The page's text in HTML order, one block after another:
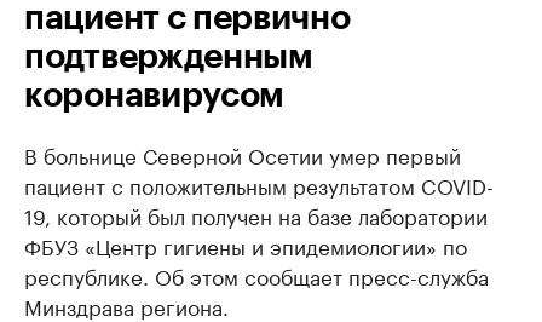
пациент с первично
подтвержденным
коронавирусом
В больнице Северной Осетии умер первый
пациент с положительным результатом COVID-
19, который был получен на базе лаборатории
ФБУЗ «Центр гигиены и эпидемиологии» по
республике. Об этом сообщает пресс-служба
Минздрава региона.